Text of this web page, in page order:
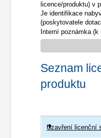
licence/produktu) v
Je identifikace
(poskytovatele
Interní poznámka (k
Seznam
produktu
Uživatel
Uzavření licenční